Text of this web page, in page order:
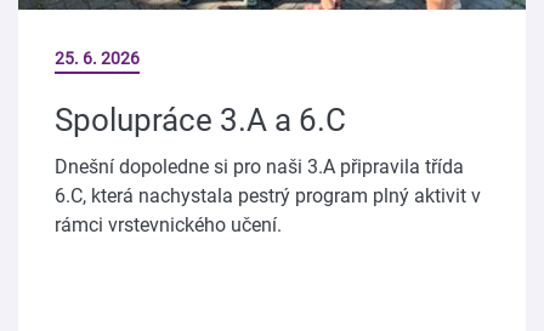
25. 6. 2026
Spolupráce 3.A a 6.C
Dnešní dopoledne si pro naši 3.A připravila třída
6.C, která nachystala pestrý program plný aktivit v
rámci vrstevnického učení.